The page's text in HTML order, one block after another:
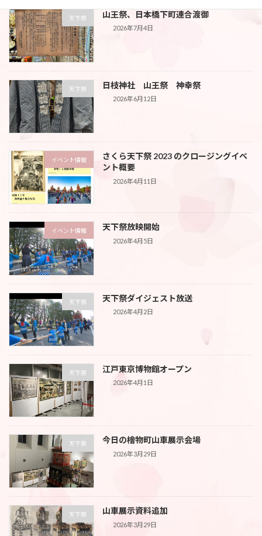
天下祭 山王祭、日本橋下町連合渡御
2026年7月4日
天下祭 日枝神社 山王祭 神幸祭
2026年6月12日
イベント情報
さくら天下祭 2023 のクロージングイベ
ント概要
2026年4月11日
イベント情報 天下祭放映開始
2026年4月5日
天下祭 天下祭ダイジェスト放送
2026年4月2日
天下祭 江戸東京博物館オープン
2026年4月1日
天下祭 今日の檜物町山車展示会場
2026年3月29日
天下祭 山車展示資料追加
2026年3月29日